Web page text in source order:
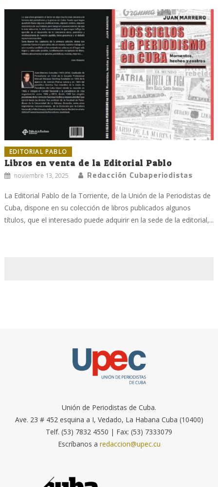
EDITORIAL PABLO
Libros en venta de la Editorial Pablo
noviembre 13, 2025 Redacción Cubaperiodistas
La Editorial Pablo de la Torriente, de la Unión de la Periodistas de
Cuba, dispone en su colección de libros publicados algunos
títulos, que el interesado puede adquirir en la sede de la editorial,...
Unión de Periodistas de Cuba.
Ave. 23 # 452 esquina a I, Vedado, La Habana Cuba (10400)
Telf. (53) 7832 4550 | Fax: (53) 7333079
Escríbanos a redaccion@upec.cu